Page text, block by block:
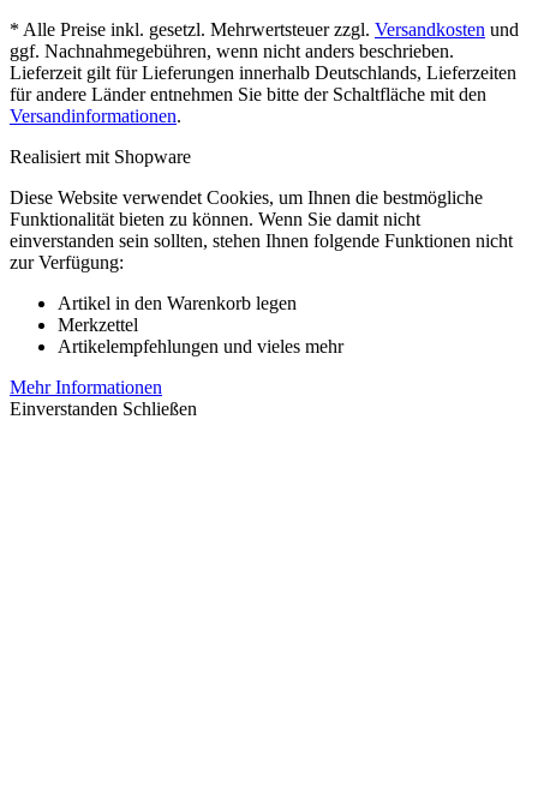
* Alle Preise inkl. gesetzl. Mehrwertsteuer zzgl. Versandkosten und
ggf. Nachnahmegebühren, wenn nicht anders beschrieben.
Lieferzeit gilt für Lieferungen innerhalb Deutschlands, Lieferzeiten
für andere Länder entnehmen Sie bitte der Schaltfläche mit den
Versandinformationen.
Realisiert mit Shopware
Diese Website verwendet Cookies, um Ihnen die bestmögliche
Funktionalität bieten zu können. Wenn Sie damit nicht
einverstanden sein sollten, stehen Ihnen folgende Funktionen nicht
zur Verfügung:
Artikel in den Warenkorb legen
Merkzettel
Artikelempfehlungen und vieles mehr
Mehr Informationen
Einverstanden Schließen